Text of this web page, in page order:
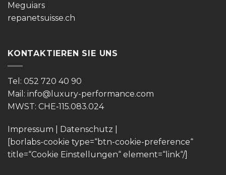
Meguiars
repanetsuisse.ch
KONTAKTIEREN SIE UNS
Tel: 052 720 40 90
Mail: info@luxury-performance.com
MWST: CHE‑115.083.024
Impressum Datenschutz
[borlabs-cookie type=“btn-cookie-preference“
title=“Cookie Einstellungen“ element=“link“/]